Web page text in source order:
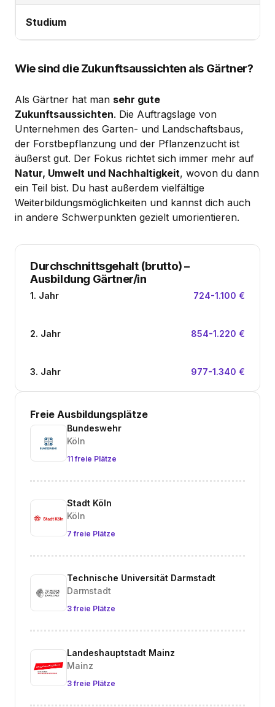
Studium
Wie sind die Zukunftsaussichten als Gärtner?
Als Gärtner hat man sehr gute
Zukunftsaussichten. Die Auftragslage von
Unternehmen des Garten- und Landschaftsbaus,
der Forstbepflanzung und der Pflanzenzucht ist
äußerst gut. Der Fokus richtet sich immer mehr auf
Natur, Umwelt und Nachhaltigkeit, wovon du dann
ein Teil bist. Du hast außerdem vielfältige
Weiterbildungsmöglichkeiten und kannst dich auch
in andere Schwerpunkten gezielt umorientieren.
Durchschnittsgehalt (brutto)–
Ausbildung Gärtner/in
1. Jahr 724-1.100 €
2. Jahr 854-1.220 €
3. Jahr 977-1.340 €
Freie Ausbildungsplätze
Bundeswehr
Köln
11 freie Plätze
Stadt Köln
Köln
7 freie Plätze
Technische Universität Darmstadt
Darmstadt
3 freie Plätze
Landeshauptstadt Mainz
Mainz
3 freie Plätze